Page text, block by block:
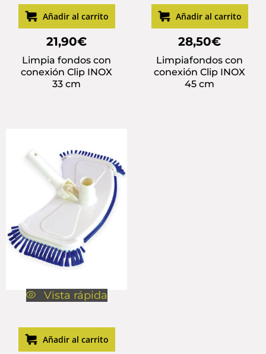
Añadir al carrito
21,90€
Limpia fondos con
conexión Clip INOX
33 cm
Añadir al carrito
28,50€
Limpiafondos con
conexión Clip INOX
45 cm
Vista rápida
Añadir al carrito